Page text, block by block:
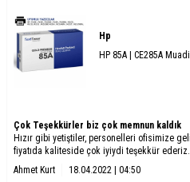
Hp
HP 85A | CE285A
Çok Teşekkürler biz çok memnun kaldık
Hızır gibi yetiştiler, personelleri ofisimize
fiyatıda kaliteside çok iyiydi teşekkür ederiz.
Ahmet Kurt
18.04.2022 | 04:50